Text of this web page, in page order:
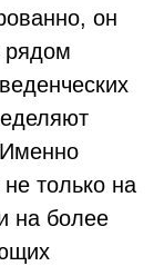
он
рядом
только на
на более